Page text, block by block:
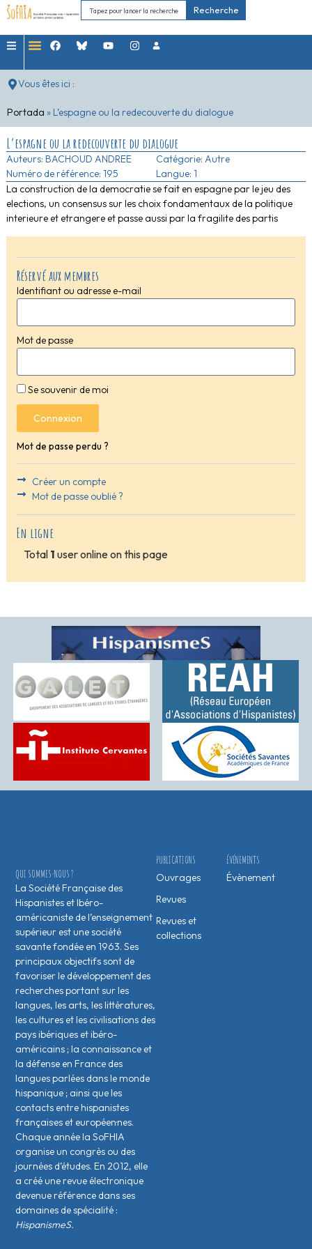
Recherche
Vous êtes ici :
Portada » L’espagne ou la redecouverte du dialogue
Réservé aux membres
Identifiant ou adresse e-mail
Mot de passe
Se souvenir de moi
Connexion
Mot de passe perdu ?
Créer un compte
Mot de passe oublié ?
En ligne
Total 1 user online on this page
L’espagne ou la redecouverte du dialogue
Auteurs: BACHOUD ANDREE
Numéro de référence: 195
Catégorie: Autre
Langue: 1
La construction de la democratie se fait en espagne par le jeu des
elections, un consensus sur les choix fondamentaux de la politique
interieure et etrangere et passe aussi par la fragilite des partis
ÉVÉNEMENTS
Évènement
PUBLICATIONS
Ouvrages
Revues
Revues et
collections
QUI SOMMES-NOUS ?
La Société Française des
Hispanistes et Ibéro-
américaniste de l’enseignement
supérieur est une société
savante fondée en 1963. Ses
principaux objectifs sont de
favoriser le développement des
recherches portant sur les
langues, les arts, les littératures,
les cultures et les civilisations des
pays ibériques et ibéro-
américains ; la connaissance et
la défense en France des
langues parlées dans le monde
hispanique ; ainsi que les
contacts entre hispanistes
français·es et européen·nes.
Chaque année la SoFHIA
organise un congrès ou des
journées d’études. En 2012, elle
a créé une revue électronique
devenue référence dans ses
domaines de spécialité :
HispanismeS.